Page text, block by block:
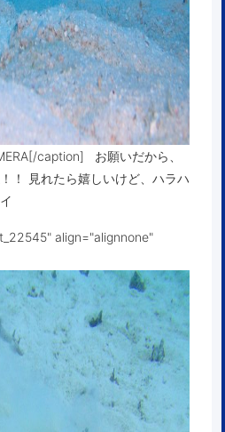
caption] お願いだから、
！ 見れたら嬉しいけど、ハラハ
align="alignnone"